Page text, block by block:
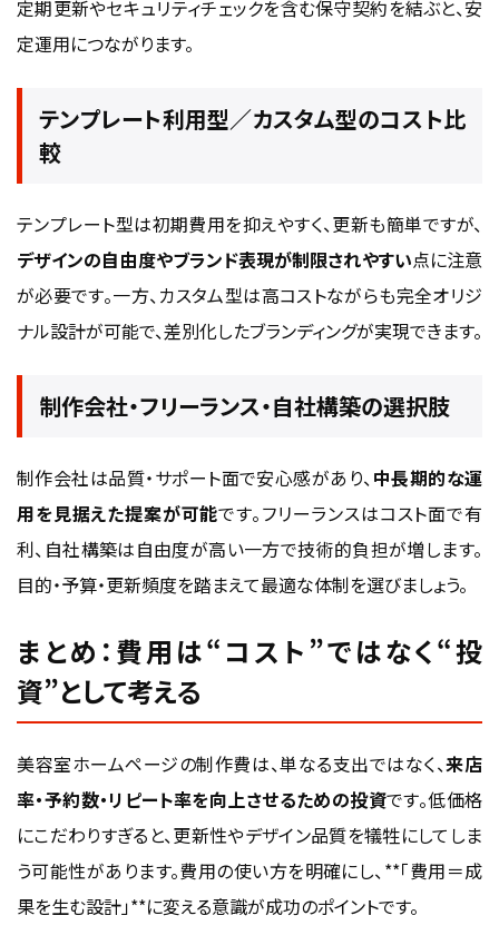
定期更新やセキュリティチェックを含む保守契約を結ぶと、安
定運用につながります。
テンプレート利用型／カスタム型のコスト比
較
テンプレート型は初期費用を抑えやすく、更新も簡単ですが、
デザインの自由度やブランド表現が制限されやすい点に注意
が必要です。一方、カスタム型は高コストながらも完全オリジ
ナル設計が可能で、差別化したブランディングが実現できます。
制作会社・フリーランス・自社構築の選択肢
制作会社は品質・サポート面で安心感があり、中長期的な運
用を見据えた提案が可能です。フリーランスはコスト面で有
利、自社構築は自由度が高い一方で技術的負担が増します。
目的・予算・更新頻度を踏まえて最適な体制を選びましょう。
まとめ：費用は“コスト”ではなく“投
資”として考える
美容室ホームページの制作費は、単なる支出ではなく、来店
率・予約数・リピート率を向上させるための投資です。低価格
にこだわりすぎると、更新性やデザイン品質を犠牲にしてしま
う可能性があります。費用の使い方を明確にし、**「費用＝成
果を生む設計」**に変える意識が成功のポイントです。